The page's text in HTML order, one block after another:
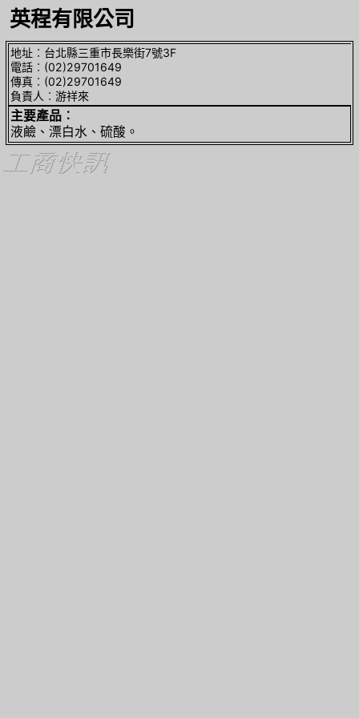
英程有限公司
地址︰台北縣三重市長樂街7號3F
電話︰(02)29701649
傳真︰(02)29701649
負責人︰游祥來
主要產品︰
液鹼、漂白水、硫酸。